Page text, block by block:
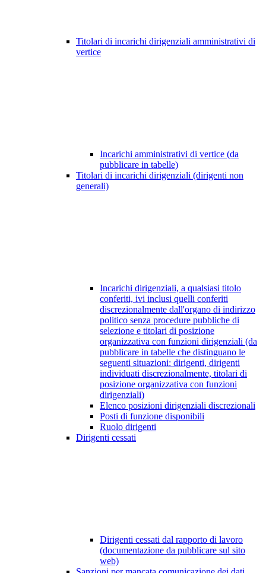
Titolari di incarichi dirigenziali amministrativi di
vertice
Incarichi amministrativi di vertice (da
pubblicare in tabelle)
Titolari di incarichi dirigenziali (dirigenti non
generali)
Incarichi dirigenziali, a qualsiasi titolo
conferiti, ivi inclusi quelli conferiti
discrezionalmente dall'organo di indirizzo
politico senza procedure pubbliche di
selezione e titolari di posizione
organizzativa con funzioni dirigenziali (da
pubblicare in tabelle che distinguano le
seguenti situazioni: dirigenti, dirigenti
individuati discrezionalmente, titolari di
posizione organizzativa con funzioni
dirigenziali)
Elenco posizioni dirigenziali discrezionali
Posti di funzione disponibili
Ruolo dirigenti
Dirigenti cessati
Dirigenti cessati dal rapporto di lavoro
(documentazione da pubblicare sul sito
web)